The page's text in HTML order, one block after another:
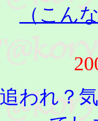
（こん
われ？